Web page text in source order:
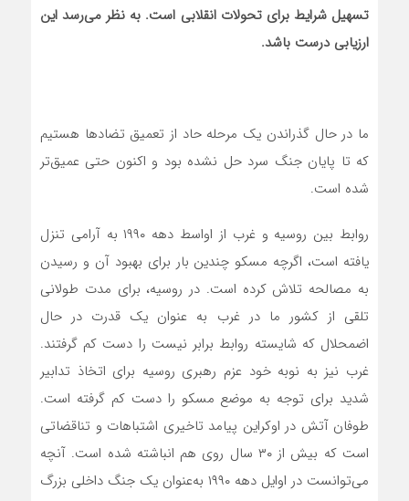
تسهیل شرایط برای تحولات انقلابی است. به نظر‌ می‌رسد این
ارزیابی درست باشد.
ما در حال گذراندن یک مرحله حاد از تعمیق تضادها هستیم
که تا پایان جنگ سرد حل نشده بود و اکنون حتی عمیق‌تر
شده است.
روابط بین روسیه و غرب از اواسط دهه ۱۹۹۰ به آرامی تنزل
یافته است، اگرچه مسکو چندین بار برای بهبود آن و رسیدن
به مصالحه تلاش کرده است. در روسیه، برای مدت طولانی
تلقی از کشور ما در غرب به عنوان یک قدرت در حال
اضمحلال که شایسته روابط برابر نیست را دست کم گرفتند.
غرب نیز به نوبه خود عزم رهبری روسیه برای اتخاذ تدابیر
شدید برای توجه به موضع مسکو را دست کم گرفته است.
طوفان آتش در اوکراین پیامد تاخیری اشتباهات و تناقضاتی
است که بیش از ۳۰ سال روی هم انباشته شده است. آنچه
می‌توانست در اوایل دهه ۱۹۹۰ به‌عنوان یک جنگ داخلی بزرگ